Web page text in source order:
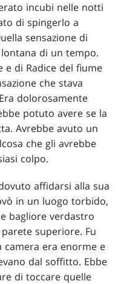
incubi nelle notti
di spingerlo a
sensazione di
di un tempo.
e di Radice del fiume
che stava
dolorosamente
potuto avere se la
Avrebbe avuto un
che gli avrebbe
colpo.
affidarsi alla sua
in un luogo torbido,
bagliore verdastro
superiore. Fu
camera era enorme e
dal soffitto. Ebbe
di toccare quelle